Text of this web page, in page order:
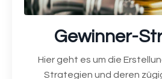
Gewinner-
Hier geht es um die
Strategien und deren